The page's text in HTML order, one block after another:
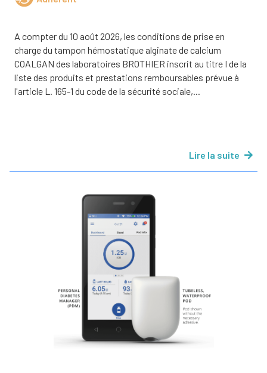
A compter du 10 août 2026, les conditions de prise en
charge du tampon hémostatique alginate de calcium
COALGAN des laboratoires BROTHIER inscrit au titre I de la
liste des produits et prestations remboursables prévue à
l'article L. 165-1 du code de la sécurité sociale,...
Lire la suite